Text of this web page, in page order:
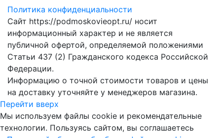
Политика конфиденциальности
Сайт https://podmoskovieopt.ru/ носит
информационный характер и не является
публичной офертой, определяемой положениями
Статьи 437 (2) Гражданского кодекса Российской
Федерации.
Информацию о точной стоимости товаров и цены
на доставку уточняйте у менеджеров магазина.
Перейти вверх
Мы используем файлы cookie и рекомендательные
технологии. Пользуясь сайтом, вы соглашаетесь